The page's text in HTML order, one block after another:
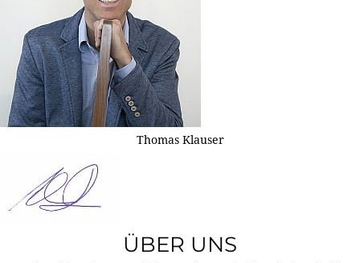
Thomas Klauser
ÜBER UNS